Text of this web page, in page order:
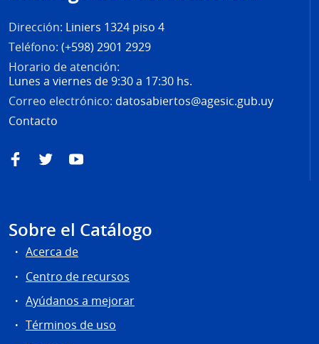
Dirección: Liniers 1324 piso 4
Teléfono: (+598) 2901 2929
Horario de atención:
Lunes a viernes de 9:30 a 17:30 hs.
Correo electrónico: datosabiertos@agesic.gub.uy
Contacto
FacebookTwitterYouTube
Sobre el Catálogo
Acerca de
Centro de recursos
Ayúdanos a mejorar
Términos de uso